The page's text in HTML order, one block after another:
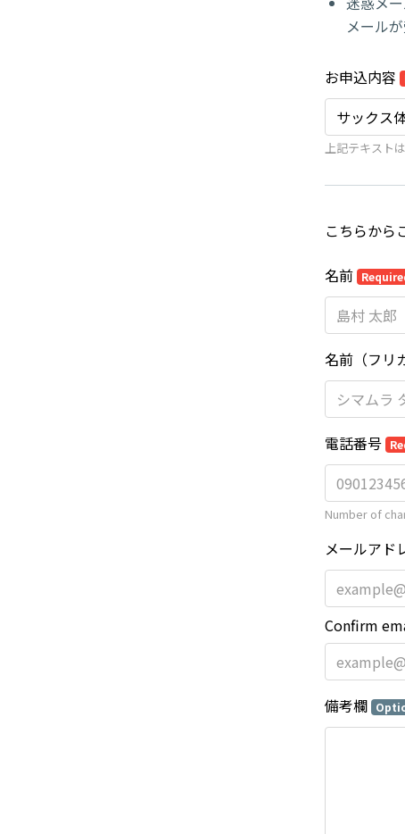
メール
お申込内容
上記テキスト
こちらから
名前
名前（フリ
電話番号
Number of
メールアド
Confirm
備考欄